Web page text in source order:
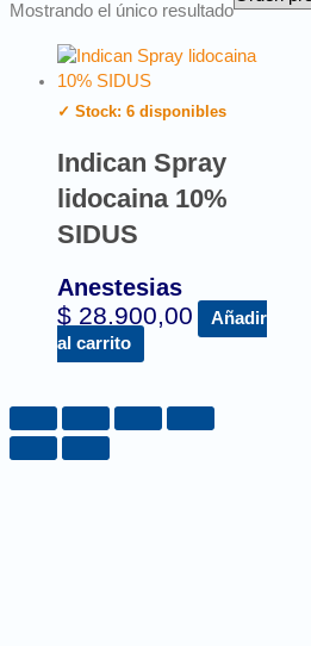
Mostrando el único resultado
✓ Stock: 6 disponibles
Indican Spray
lidocaina 10%
SIDUS
Anestesias
$ 28.900,00
Añadir
al carrito